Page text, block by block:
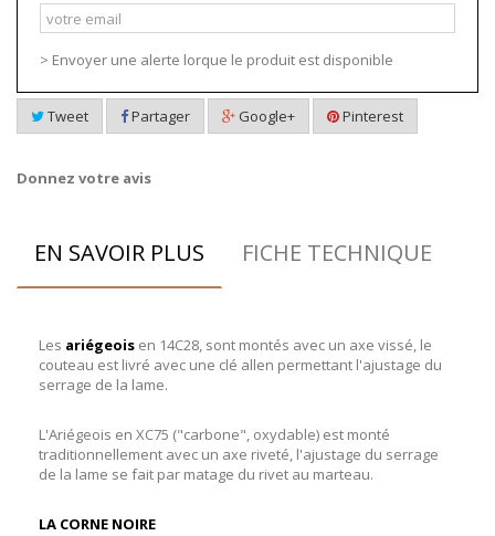
> Envoyer une alerte lorque le produit est disponible
Tweet Partager Google+ Pinterest
Donnez votre avis
EN SAVOIR PLUS FICHE TECHNIQUE
Les ariégeois en 14C28, sont montés avec un axe vissé, le
couteau est livré avec une clé allen permettant l'ajustage du
serrage de la lame.
L'Ariégeois en XC75 ("carbone", oxydable) est monté
traditionnellement avec un axe riveté, l'ajustage du serrage
de la lame se fait par matage du rivet au marteau.
LA CORNE NOIRE